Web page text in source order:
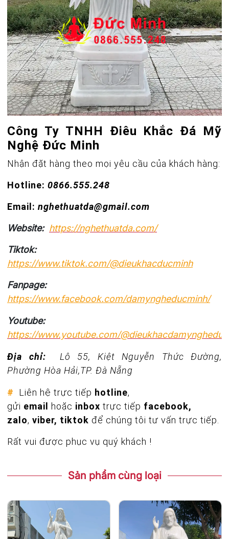
Công Ty TNHH Điêu Khắc Đá Mỹ
Nghệ Đức Minh
Nhận đặt hàng theo mọi yêu cầu của khách hàng:
Hotline: 0866.555.248
Email: nghethuatda@gmail.com
Website: https://nghethuatda.com/
Tiktok:
https://www.tiktok.com/@dieukhacducminh
Fanpage:
https://www.facebook.com/damyngheducminh/
Youtube:
https://www.youtube.com/
Địa chỉ: Lô 55, Kiệt Nguyễn Thức Đường,
Phường Hòa Hải,TP. Đà Nẵng
# Liên hệ trực tiếp hotline,
gửi email hoặc inbox trực tiếp facebook,
zalo, viber, tiktok để chúng tôi tư vấn trực tiếp.
Rất vui được phục vụ quý khách !
Sản phẩm cùng loại